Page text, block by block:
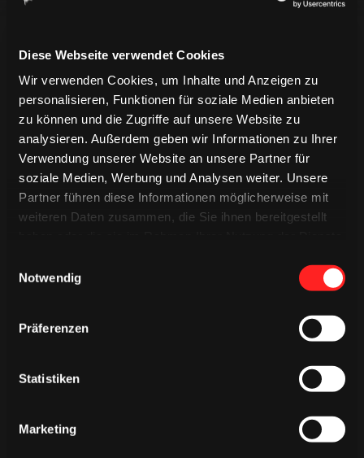
Diese Webseite verwendet Cookies
Wir verwenden Cookies, um Inhalte und Anzeigen zu
personalisieren, Funktionen für soziale Medien anbieten
zu können und die Zugriffe auf unsere Website zu
analysieren. Außerdem geben wir Informationen zu Ihrer
Verwendung unserer Website an unsere Partner für
soziale Medien, Werbung und Analysen weiter. Unsere
Partner führen diese Informationen möglicherweise mit
weiteren Daten zusammen, die Sie ihnen bereitgestellt
Notwendig
Präferenzen
Statistiken
Marketing
LIVETICKER
EREIGNISSE
PREGAME QUIZ
SPIELBERICHT
MINIGAME